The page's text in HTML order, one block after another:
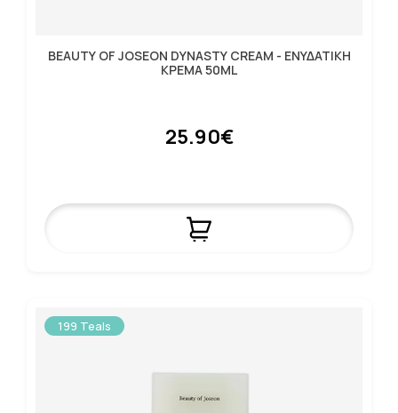
BEAUTY OF JOSEON DYNASTY CREAM - ΕΝΥΔΑΤΙΚΗ
ΚΡΕΜΑ 50ML
25.90€
199 Teals